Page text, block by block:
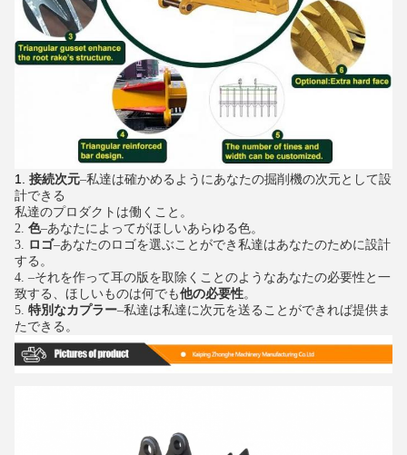
1. 接続次元–私達は確かめるようにあなたの掘削機の次元として設
計できる
私達のプロダクトは働くこと。
2. 色–あなたによってがほしいあらゆる色。
3. ロゴ–あなたのロゴを選ぶことができ私達はあなたのために設計
する。
4. –それを作って耳の版を取除くことのようなあなたの必要性と一
致する、ほしいものは何でも他の必要性。
5. 特別なカプラー–私達は私達に次元を送ることができれば提供ま
たできる。